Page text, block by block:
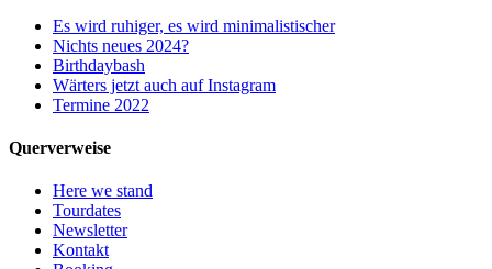
Es wird ruhiger, es wird minimalistischer
Nichts neues 2024?
Birthdaybash
Wärters jetzt auch auf Instagram
Termine 2022
Querverweise
Here we stand
Tourdates
Newsletter
Kontakt